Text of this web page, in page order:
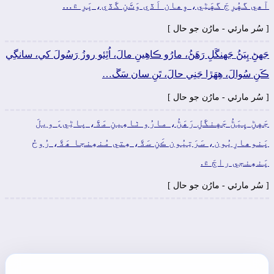
آھي گهُرِجَ گهَڻِي، وِھان اَڏي وَٽَنِ گَڏي، ڀَرِ ۾…
[ سُر مارئي - مارُن جو حال ]
جَهڻِ پِيَڻُ جَهنگَلِ رَھَڻُ، مارُو ڪاھِينِ مالَ، اُٿِئو روزُ رَسُولَ کي، سانگِي
ڪَنِ سُوالَ، ھِهَڙا جَنِي حالَ، تَنِ سان سَڱ…
[ سُر مارئي - مارُن جو حال ]
جَهڻِ پِيَڻُ جَهنگَلِ رَھَڻُ، مارُو ٺاھِينِ مَڏَ، پاڻِيءَ ويلَ
پَنوھارِيُون، سَرَتِيُون ڪَنِ سَڏَ، ھِتي مُنھِنجا ھَڏَ، رُوحُ
پَنھِنجي راڄَ ۾.
[ سُر مارئي - مارُن جو حال ]